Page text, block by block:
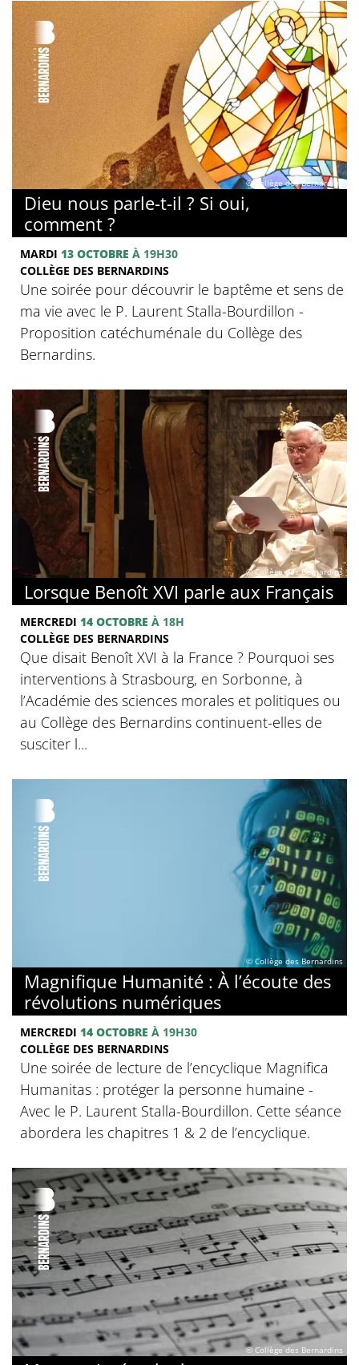
© Collège des Bernardins
Dieu nous parle-t-il ? Si oui,
comment ?
MARDI 13 OCTOBRE À 19H30
COLLÈGE DES BERNARDINS
Une soirée pour découvrir le baptême et sens de
ma vie avec le P. Laurent Stalla-Bourdillon -
Proposition catéchuménale du Collège des
Bernardins.
© Collège des Bernardins
Lorsque Benoît XVI parle aux Français
MERCREDI 14 OCTOBRE À 18H
COLLÈGE DES BERNARDINS
Que disait Benoît XVI à la France ? Pourquoi ses
interventions à Strasbourg, en Sorbonne, à
l’Académie des sciences morales et politiques ou
au Collège des Bernardins continuent-elles de
susciter l...
© Collège des Bernardins
Magnifique Humanité : À l’écoute des
révolutions numériques
MERCREDI 14 OCTOBRE À 19H30
COLLÈGE DES BERNARDINS
Une soirée de lecture de l’encyclique Magnifica
Humanitas : protéger la personne humaine -
Avec le P. Laurent Stalla-Bourdillon. Cette séance
abordera les chapitres 1 & 2 de l’encyclique.
© Collège des Bernardins